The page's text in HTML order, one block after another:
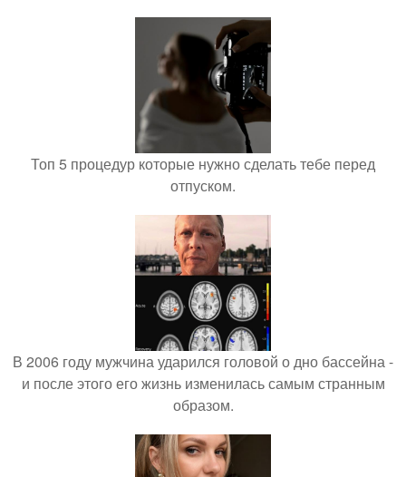
Топ 5 процедур которые нужно сделать тебе перед
отпуском.
В 2006 году мужчина ударился головой о дно бассейна -
и после этого его жизнь изменилась самым странным
образом.